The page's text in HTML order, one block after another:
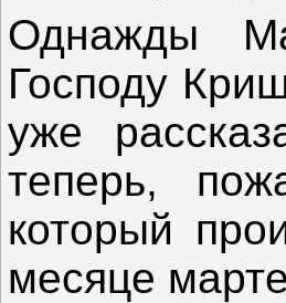
Однажды
Господу
уже
теперь,
который
месяце